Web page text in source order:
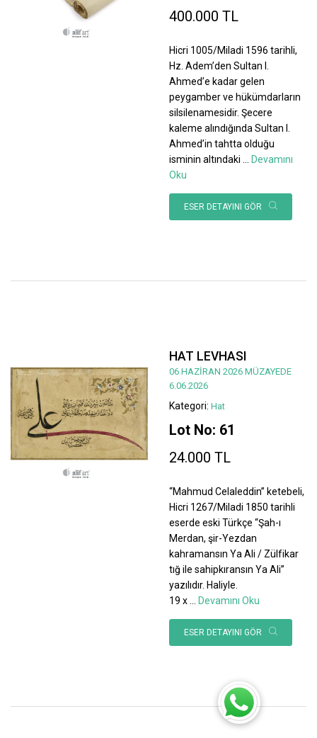
400.000 TL
Hicri 1005/Miladi 1596 tarihli,
Hz. Adem’den Sultan I.
Ahmed’e kadar gelen
peygamber ve hükümdarların
silsilenamesidir. Şecere
kaleme alındığında Sultan I.
Ahmed’in tahtta olduğu
isminin altındaki
Devamını
Oku
ESER DETAYINI GÖR
HAT LEVHASI
06 HAZİRAN 2026 MÜZAYEDE
6.06.2026
Kategori: Hat
Lot No: 61
24.000 TL
“Mahmud Celaleddin” ketebeli,
Hicri 1267/Miladi 1850 tarihli
eserde eski Türkçe “Şah-ı
Merdan, şir-Yezdan
kahramansın Ya Ali / Zülfikar
tığ ile sahipkıransın Ya Ali”
yazılıdır. Haliyle.
19 x
Devamını Oku
ESER DETAYINI GÖR